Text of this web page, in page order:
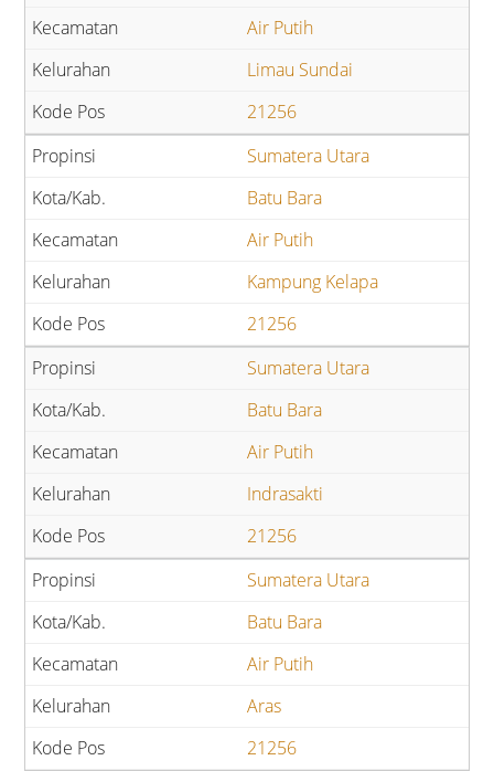
Air Putih
Limau Sundai
21256
Sumatera Utara
Batu Bara
Air Putih
Kampung Kelapa
21256
Sumatera Utara
Batu Bara
Air Putih
Indrasakti
21256
Sumatera Utara
Batu Bara
Air Putih
Aras
21256